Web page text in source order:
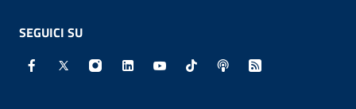
SEGUICI SU
Facebook - Sito esterno - Apertura in nuova finestra
X - Sito esterno - Apertura in nuova finestra
Instagram - Sito esterno - Apertura in
Linkedin - Sito esterno - Apertura in
Youtube - Sito esterno -
TikTok - Sito esterno -
Spreaker - Sito
Feed RSS -